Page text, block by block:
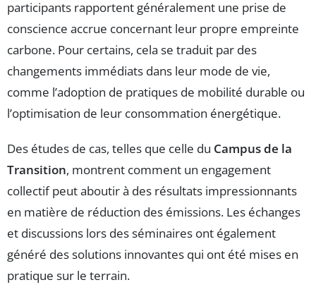
participants rapportent généralement une prise de
conscience accrue concernant leur propre empreinte
carbone. Pour certains, cela se traduit par des
changements immédiats dans leur mode de vie,
comme l’adoption de pratiques de mobilité durable ou
l’optimisation de leur consommation énergétique.
Des études de cas, telles que celle du Campus de la
Transition, montrent comment un engagement
collectif peut aboutir à des résultats impressionnants
en matière de réduction des émissions. Les échanges
et discussions lors des séminaires ont également
généré des solutions innovantes qui ont été mises en
pratique sur le terrain.